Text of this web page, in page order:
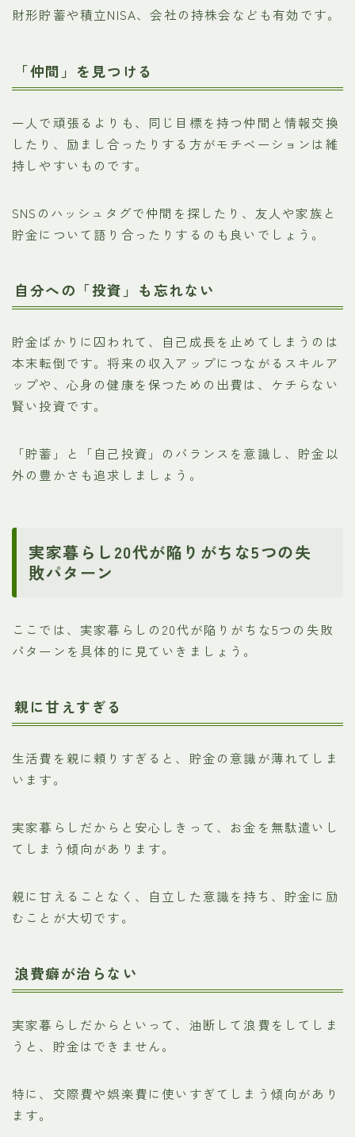
財形貯蓄や積立NISA、会社の持株会なども有効です。
「仲間」を見つける
一人で頑張るよりも、同じ目標を持つ仲間と情報交換
したり、励まし合ったりする方がモチベーションは維
持しやすいものです。
SNSのハッシュタグで仲間を探したり、友人や家族と
貯金について語り合ったりするのも良いでしょう。
自分への「投資」も忘れない
貯金ばかりに囚われて、自己成長を止めてしまうのは
本末転倒です。将来の収入アップにつながるスキルア
ップや、心身の健康を保つための出費は、ケチらない
賢い投資です。
「貯蓄」と「自己投資」のバランスを意識し、貯金以
外の豊かさも追求しましょう。
実家暮らし20代が陥りがちな5つの失
敗パターン
ここでは、実家暮らしの20代が陥りがちな5つの失敗
パターンを具体的に見ていきましょう。
親に甘えすぎる
生活費を親に頼りすぎると、貯金の意識が薄れてしま
います。
実家暮らしだからと安心しきって、お金を無駄遣いし
てしまう傾向があります。
親に甘えることなく、自立した意識を持ち、貯金に励
むことが大切です。
浪費癖が治らない
実家暮らしだからといって、油断して浪費をしてしま
うと、貯金はできません。
特に、交際費や娯楽費に使いすぎてしまう傾向があり
ます。